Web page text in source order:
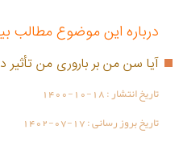
درباره این موضوع مطالب
آیا سن من بر باروری من تأثیر
تاریخ انتشار :1400-10-18
تاریخ بروز رسانی :1402-07-17